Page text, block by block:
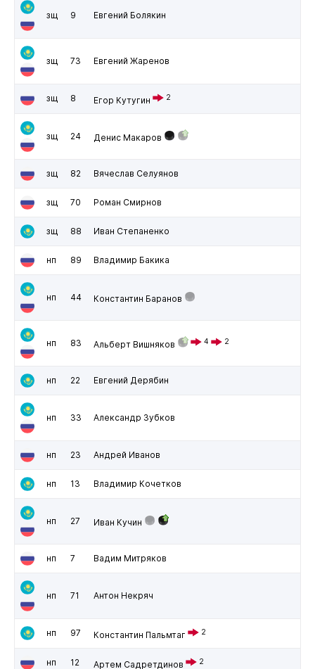
зщ 9 Евгений Болякин
зщ 73 Евгений Жаренов
зщ 8 Егор Кутугин 2
зщ 24 Денис Макаров
зщ 82 Вячеслав Селуянов
зщ 70 Роман Смирнов
зщ 88 Иван Степаненко
нп 89 Владимир Бакика
нп 44 Константин Баранов
нп 83 Альберт Вишняков 4 2
нп 22 Евгений Дерябин
нп 33 Александр Зубков
нп 23 Андрей Иванов
нп 13 Владимир Кочетков
нп 27 Иван Кучин
нп 7 Вадим Митряков
нп 71 Антон Некряч
нп 97 Константин Пальмтаг 2
нп 12 Артем Садретдинов 2